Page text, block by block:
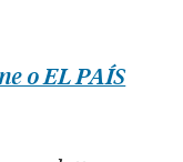
o EL PAÍS